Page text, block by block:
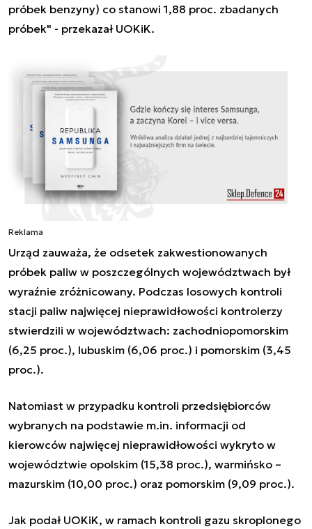
próbek benzyny) co stanowi 1,88 proc. zbadanych
próbek" - przekazał UOKiK.
Reklama
Urząd zauważa, że odsetek zakwestionowanych
próbek paliw w poszczególnych województwach był
wyraźnie zróżnicowany. Podczas losowych kontroli
stacji paliw najwięcej nieprawidłowości kontrolerzy
stwierdzili w województwach: zachodniopomorskim
(6,25 proc.), lubuskim (6,06 proc.) i pomorskim (3,45
proc.).
Natomiast w przypadku kontroli przedsiębiorców
wybranych na podstawie m.in. informacji od
kierowców najwięcej nieprawidłowości wykryto w
województwie opolskim (15,38 proc.), warmińsko –
mazurskim (10,00 proc.) oraz pomorskim (9,09 proc.).
Jak podał UOKiK, w ramach kontroli gazu skroplonego